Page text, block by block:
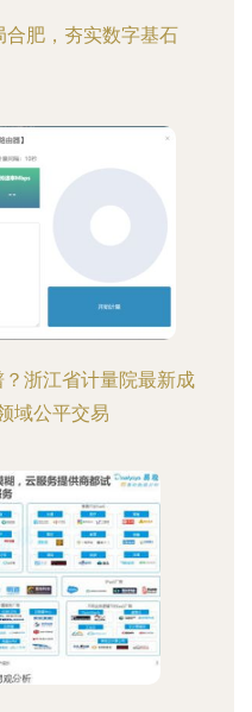
合肥，夯实数字基石
浙江省计量院最新成
域公平交易